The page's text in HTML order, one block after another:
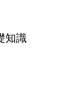
知識